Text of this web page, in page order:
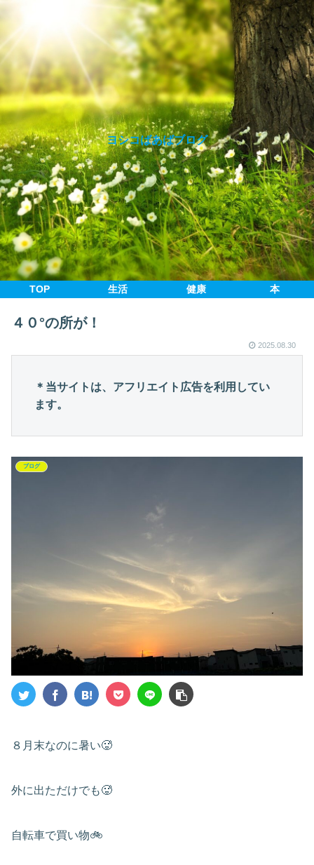
ヨシコばあばブログ
TOP 生活 健康 本
４０°の所が！
2025.08.30
＊当サイトは、アフリエイト広告を利用してい
ます。
ブログ
８月末なのに暑い🥵
外に出ただけでも🥵
自転車で買い物🚲